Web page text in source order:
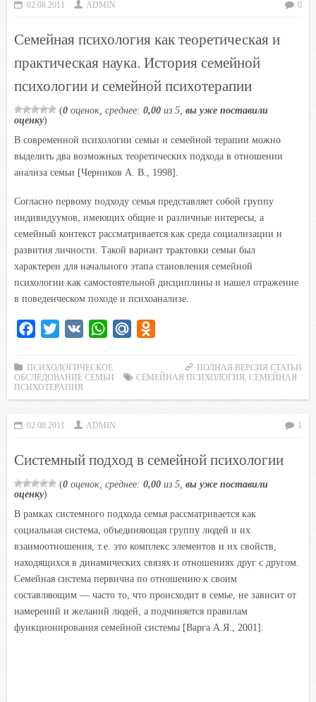
o
k
e
A
p
s
s
n
i
02.08.2011 ADMIN 0
Семейная психология как теоретическая и
практическая наука. История семейной
психологии и семейной психотерапии
(0 оценок, среднее: 0,00 из 5, вы уже поставили
оценку)
В современной психологии семьи и семейной терапии можно
выделить два возможных теоретических подхода в отношении
анализа семьи [Черников А. В., 1998].
Согласно первому подходу семья представляет собой группу
индивидуумов, имеющих общие и различные интересы, а
семейный контекст рассматривается как среда социализации и
развития личности. Такой вариант трактовки семьи был
характерен для начального этапа становления семейной
психологии как самостоятельной дисциплины и нашел отражение
в поведенческом походе и психоанализе.
c
e
b
o
k
i
t
t
e
W
a
t
s
A
p
l
.
o
k
s
i
k
i
ПОЛНАЯ ВЕРСИЯ СТАТЬИ
ПСИХОЛОГИЧЕСКОЕ
ОБСЛЕДОВАНИЕ СЕМЬИ
СЕМЕЙНАЯ ПСИХОЛОГИЯ
СЕМЕЙНАЯ
ПСИХОТЕРАПИЯ
02.08.2011 ADMIN 1
Системный подход в семейной психологии
(0 оценок, среднее: 0,00 из 5, вы уже поставили
оценку)
В рамках системного подхода семья рассматривается как
социальная система, объединяющая группу людей и их
взаимоотношения, т.е. это комплекс элементов и их свойств,
находящихся в динамических связях и отношениях друг с другом.
Семейная система первична по отношению к своим
составляющим — часто то, что происходит в семье, не зависит от
намерений и желаний людей, а подчиняется правилам
функционирования семейной системы [Варга А.Я., 2001].